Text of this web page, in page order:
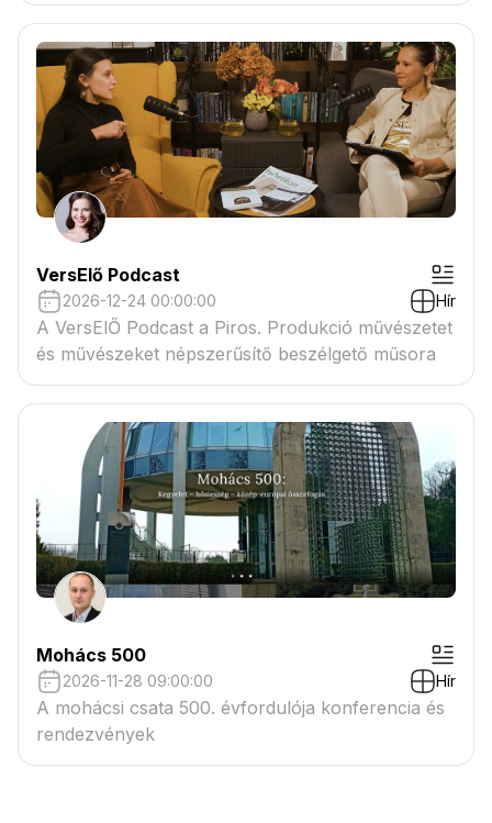
VersElő Podcast
2026-12-24 00:00:00 Hír
A VersElŐ Podcast a Piros. Produkció művészetet
és művészeket népszerűsítő beszélgető műsora
Mohács 500
2026-11-28 09:00:00 Hír
A mohácsi csata 500. évfordulója konferencia és
rendezvények